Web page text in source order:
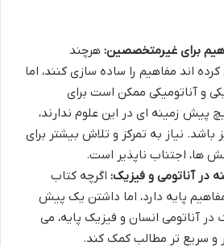
برای غیرمتخصصین: هرچند
اند مفاهیم را ساده سازی کنند، اما
و آناتومیکی ممکن است برای
پیش زمینه ای در این علوم ندارند،
باشد. نیاز به تمرکز و تلاش بیشتر برای
ها، اجتناب ناپذیر است.
در آناتومی و فیزیک: اگرچه کتاب
پایه دارد، اما داشتن یک پیش
در آناتومی انسان و فیزیک پایه، می
و سریع تر مطالب کمک کند.